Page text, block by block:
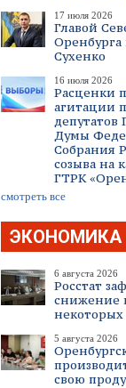
17 июля 2026
Главой
Оренбурга
Сухенко
16 июля 2026
Расценки
агитации
депутатов
Думы
Собрания
созыва на
ГТРК
смотреть все
ЭКОНОМИКА
6 августа 2026
Росстат
снижение
5 августа 2026
свою